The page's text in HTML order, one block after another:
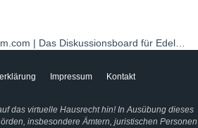
| Das Diskussionsboard für Edelmetalle & Rohstoffe
Impressum Kontakt
das virtuelle Hausrecht hin! In Ausübung dieses
insbesondere Ämtern, juristischen Personen